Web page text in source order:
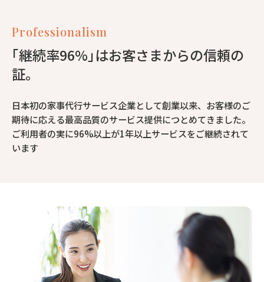
Professionalism
｢継続率96%｣はお客さまからの信頼の
証。
日本初の家事代行サービス企業として創業以来、お客様のご
期待に応える最高品質のサービス提供につとめてきました。
ご利用者の実に96%以上が1年以上サービスをご継続されて
います